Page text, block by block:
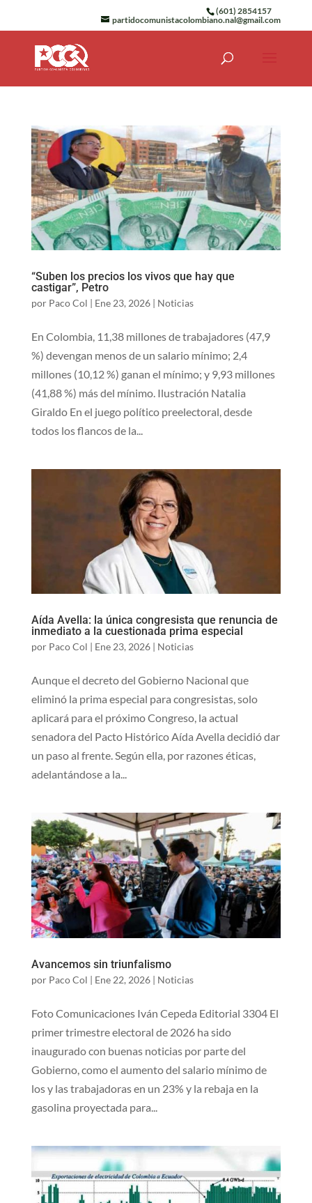
(601) 2854157
partidocomunistacolombiano.nal@gmail.com
“Suben los precios los vivos que hay que
castigar”, Petro
por Paco Col | Ene 23, 2026| Noticias
En Colombia, 11,38 millones de trabajadores (47,9
%) devengan menos de un salario mínimo; 2,4
millones (10,12 %) ganan el mínimo; y 9,93 millones
(41,88 %) más del mínimo. Ilustración Natalia
Giraldo En el juego político preelectoral, desde
todos los flancos de la...
Aída Avella: la única congresista que renuncia de
inmediato a la cuestionada prima especial
por Paco Col | Ene 23, 2026| Noticias
Aunque el decreto del Gobierno Nacional que
eliminó la prima especial para congresistas, solo
aplicará para el próximo Congreso, la actual
senadora del Pacto Histórico Aída Avella decidió dar
un paso al frente. Según ella, por razones éticas,
adelantándose a la...
Avancemos sin triunfalismo
por Paco Col | Ene 22, 2026| Noticias
Foto Comunicaciones Iván Cepeda Editorial 3304 El
primer trimestre electoral de 2026 ha sido
inaugurado con buenas noticias por parte del
Gobierno, como el aumento del salario mínimo de
los y las trabajadoras en un 23% y la rebaja en la
gasolina proyectada para...